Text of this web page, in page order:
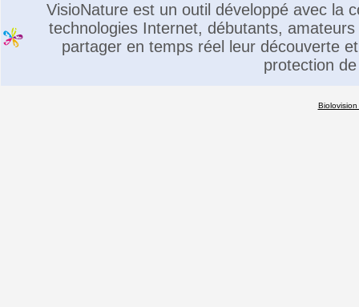
VisioNature est un outil développé avec la
technologies Internet, débutants,
partager en temps réel leur découverte
protection
Biolovision